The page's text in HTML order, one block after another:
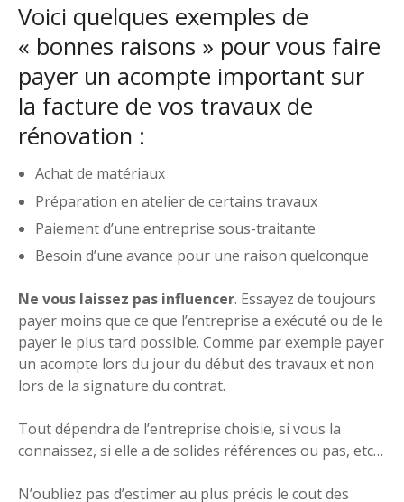
Voici quelques exemples de
« bonnes raisons » pour vous faire
payer un acompte important sur
la facture de vos travaux de
rénovation :
Achat de matériaux
Préparation en atelier de certains travaux
Paiement d’une entreprise sous-traitante
Besoin d’une avance pour une raison quelconque
Ne vous laissez pas influencer. Essayez de toujours
payer moins que ce que l’entreprise a exécuté ou de le
payer le plus tard possible. Comme par exemple payer
un acompte lors du jour du début des travaux et non
lors de la signature du contrat.
Tout dépendra de l’entreprise choisie, si vous la
connaissez, si elle a de solides références ou pas, etc…
N’oubliez pas d’estimer au plus précis le cout des